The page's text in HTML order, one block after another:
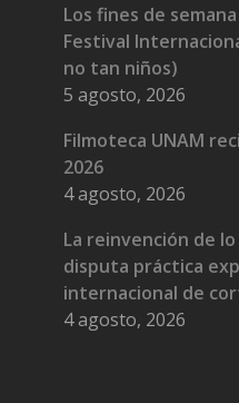
Los fines de
Festival
no tan niños)
5 agosto, 2026
Filmoteca UNAM
2026
4 agosto, 2026
La reinvención de
disputa práctica
internacional de
4 agosto, 2026